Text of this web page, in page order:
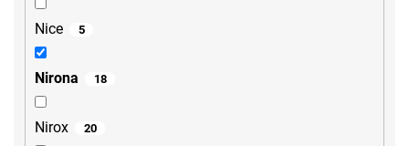
Nice 5
Nirona 18
Nirox 20